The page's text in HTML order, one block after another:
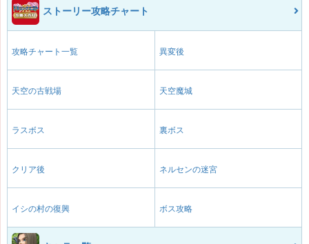
ストーリー攻略チャート
攻略チャート一覧 異変後
天空の古戦場 天空魔城
ラスボス 裏ボス
クリア後 ネルセンの迷宮
イシの村の復興 ボス攻略